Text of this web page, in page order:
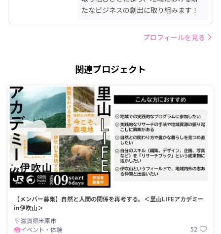
たなビジネスの創出に取り組みます！
プロフィールを見る
関連プロジェクト
【メンバー募集】自然と人間の関係を再考する。＜里山LIFEアカデミー
in伊吹山＞
滋賀県米原市
イベント・体験
52